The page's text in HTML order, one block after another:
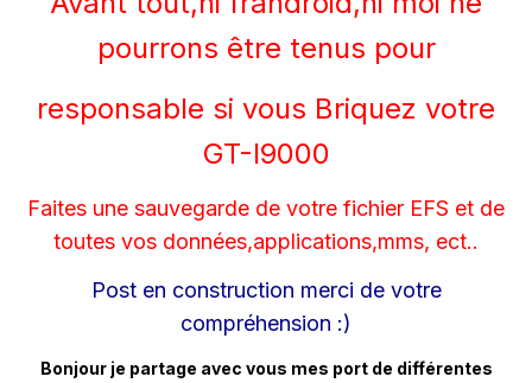
pourrons être tenus pour
responsable si vous Briquez votre
GT-I9000
Faites une sauvegarde de votre fichier EFS et de
toutes vos données,applications,mms, ect..
Post en construction merci de votre
compréhension :)
Bonjour je partage avec vous mes port de différentes